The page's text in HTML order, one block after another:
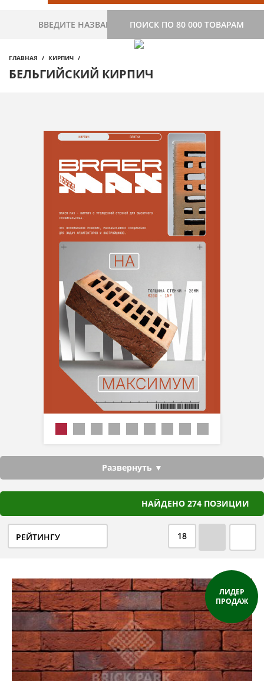
ПОИСК ПО 80 000 ТОВАРАМ
ГЛАВНАЯ КИРПИЧ
БЕЛЬГИЙСКИЙ КИРПИЧ
Лидер продаж
Производитель
Поверхность
Пустотность
Развернуть ▼
НАЙДЕНО 274 ПОЗИЦИИ
РЕЙТИНГУ 18
ЛИДЕР
ПРОДАЖ